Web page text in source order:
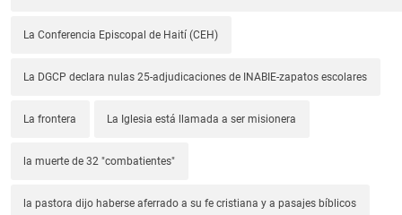
La Conferencia Episcopal de Haití (CEH)
La DGCP declara nulas 25-adjudicaciones de INABIE-zapatos escolares
La frontera La Iglesia está llamada a ser misionera
la muerte de 32 "combatientes"
la pastora dijo haberse aferrado a su fe cristiana y a pasajes bíblicos